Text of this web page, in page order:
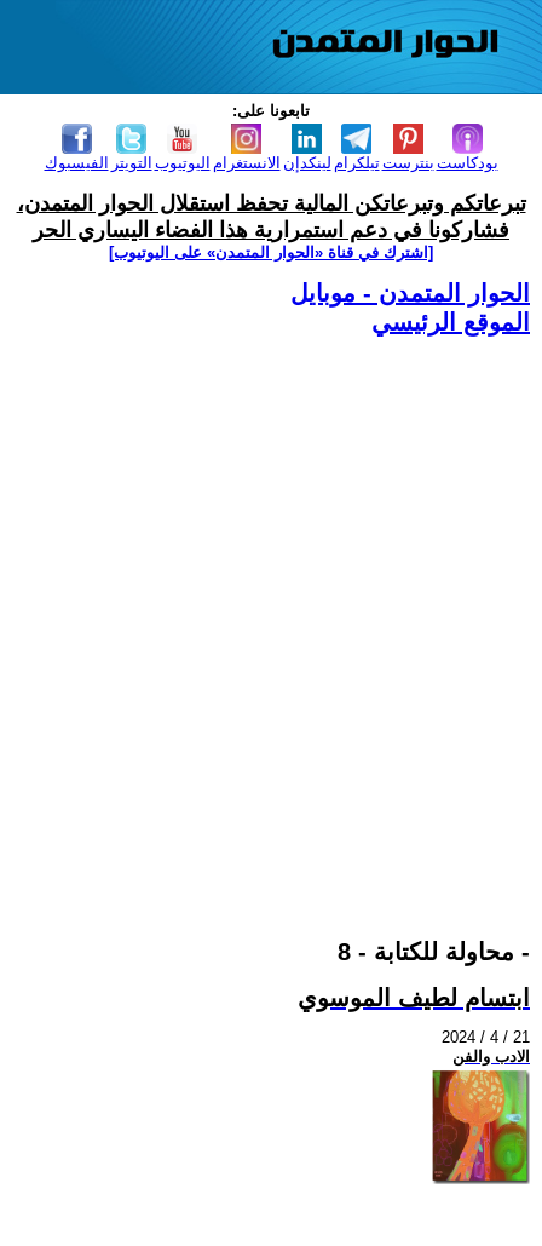
تابعونا على:
الفيسبوك التويتر اليوتيوب الانستغرام لينكدإن تيلكرامبنترست بودكاست
تبرعاتكم وتبرعاتكن المالية تحفظ استقلال الحوار المتمدن،
فشاركونا في دعم استمرارية هذا الفضاء اليساري الحر
[اشترك في قناة ‫«الحوار المتمدن» على اليوتيوب]
الحوار المتمدن - موبايل
الموقع الرئيسي
محاولة للكتابة - 8 -
ابتسام لطيف الموسوي
2024 / 4 / 21
الادب والفن